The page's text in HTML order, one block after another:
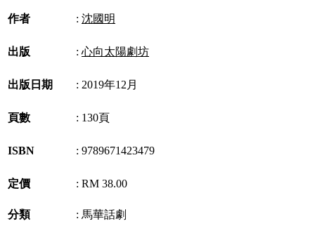
作者 : 沈國明
出版 : 心向太陽劇坊
出版日期 : 2019年12月
頁數 : 130頁
ISBN : 9789671423479
定價 : RM 38.00
分類 : 馬華話劇